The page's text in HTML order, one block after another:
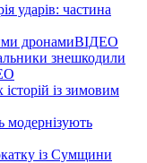
ударів: частина
дронамиВІДЕО
знешкодили
із зимовим
модернізують
із Сумщини